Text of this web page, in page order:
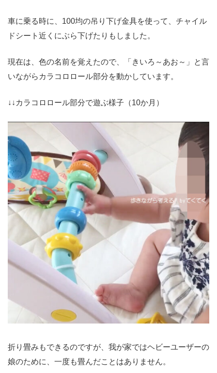
車に乗る時に、100均の吊り下げ金具を使って、チャイル
ドシート近くにぶら下げたりもしました。
現在は、色の名前を覚えたので、「きいろ～あお～」と言
いながらカラコロロール部分を動かしています。
↓↓カラコロロール部分で遊ぶ様子（10か月）
折り畳みもできるのですが、我が家ではヘビーユーザーの
娘のために、一度も畳んだことはありません。